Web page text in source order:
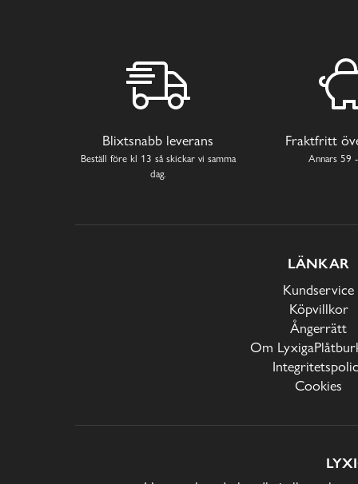
Blixtsnabb leverans
Beställ före kl 13 så skickar vi samma
dag.
Fraktfritt
Annars 59
LÄNKAR
Kundservice
Köpvillkor
Ångerrätt
Om
Cookies